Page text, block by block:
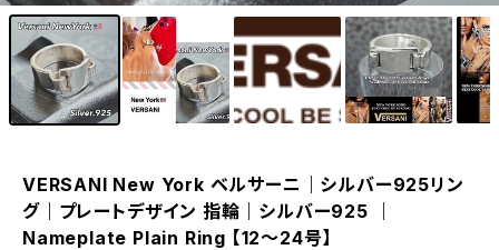
VERSANI New York ベルサーニ｜シルバー925リン
グ｜プレートデザイン 指輪｜シルバー925 ｜
Nameplate Plain Ring 【12～24号】